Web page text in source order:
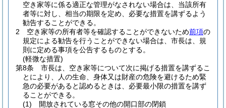
空き家等に係る適正な管理がなされない場合は、当該所有
者等に対し、相当の期限を定め、必要な措置を講ずるよう
勧告することができる。
2
空き家等の所有者等を確認することができないため前項の
規定による勧告を行うことができない場合は、市長は、規
則に定める事項を公告するものとする。
(軽微な措置)
第8条
市長は、空き家等について次に掲げる措置を講ずるこ
とにより、人の生命、身体又は財産の危険を避けるため緊
急の必要があると認めるときは、必要最小限の措置を講ず
ることができる。
(1)
開放されている窓その他の開口部の閉鎖